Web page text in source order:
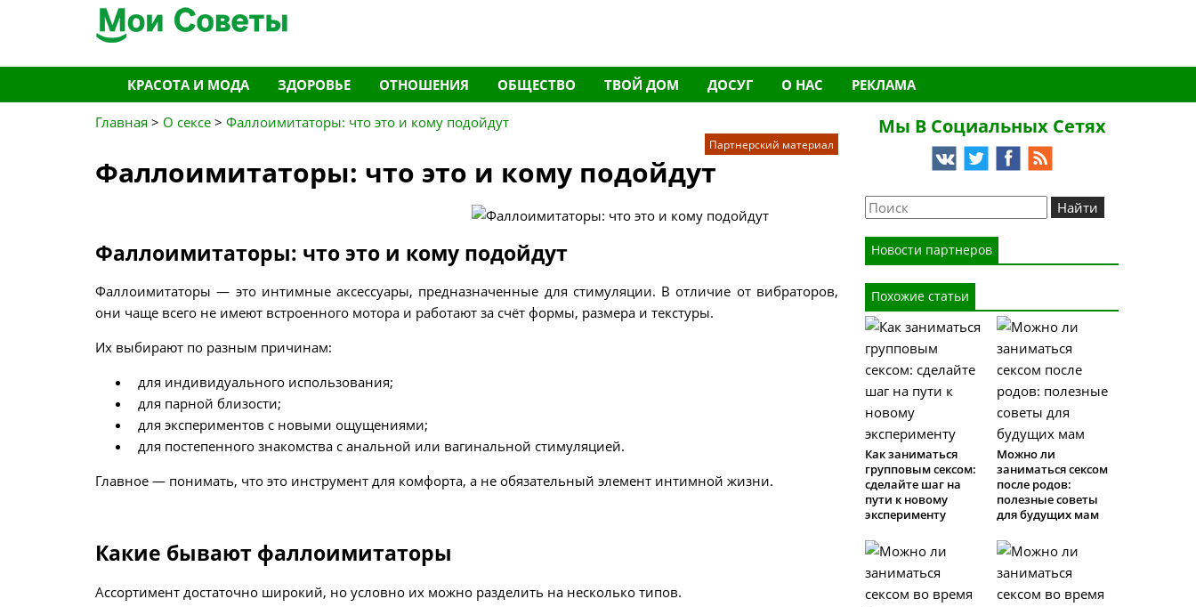
Перейти
к
содержимому
КРАСОТА И МОДА ЗДОРОВЬЕ ОТНОШЕНИЯ ОБЩЕСТВО ТВОЙ ДОМ ДОСУГ О НАС РЕКЛАМА
Главная > О сексе > Фаллоимитаторы: что это и кому подойдут
Партнерский материал
Фаллоимитаторы: что это и кому подойдут
Фаллоимитаторы: что это и кому подойдут
Фаллоимитаторы — это интимные аксессуары, предназначенные для стимуляции. В отличие от вибраторов,
они чаще всего не имеют встроенного мотора и работают за счёт формы, размера и текстуры.
Их выбирают по разным причинам:
для индивидуального использования;
для парной близости;
для экспериментов с новыми ощущениями;
для постепенного знакомства с анальной или вагинальной стимуляцией.
Главное — понимать, что это инструмент для комфорта, а не обязательный элемент интимной жизни.
Какие бывают фаллоимитаторы
Ассортимент достаточно широкий, но условно их можно разделить на несколько типов.
Мы В Социальных Сетях
Новости партнеров
Похожие статьи
Как заниматься
групповым сексом:
сделайте шаг на
пути к новому
эксперименту
Можно ли
заниматься сексом
после родов:
полезные советы
для будущих мам